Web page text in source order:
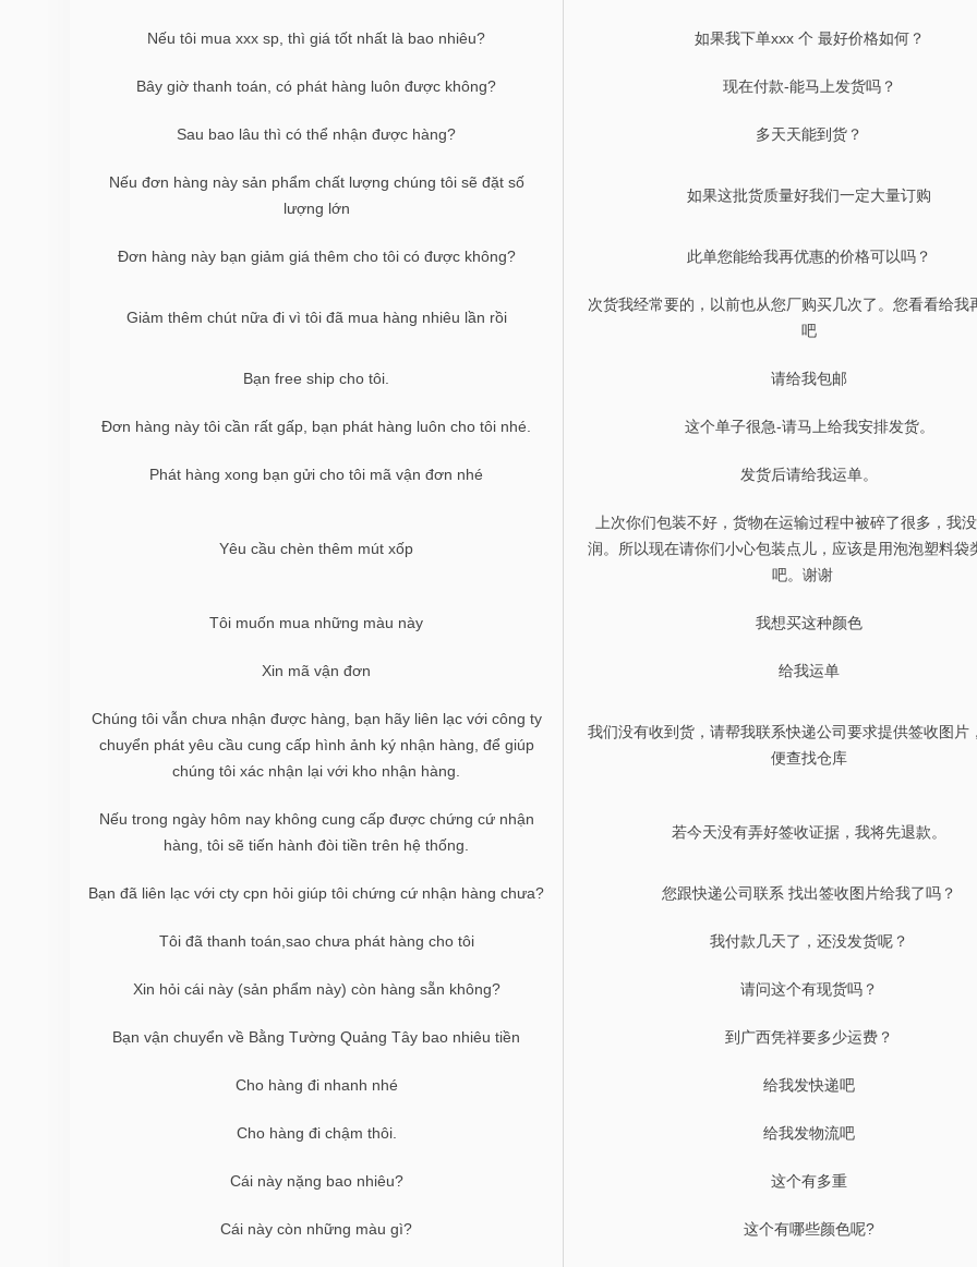
Nếu tôi mua xxx sp, thì giá tốt nhất là bao nhiêu? 如果我下单xxx 个 最好价格如何？
Bây giờ thanh toán, có phát hàng luôn được không? 现在付款-能马上发货吗？
Sau bao lâu thì có thể nhận được hàng? 多天天能到货？
Nếu đơn hàng này sản phẩm chất lượng chúng tôi sẽ đặt số
lượng lớn
如果这批货质量好我们一定大量订购
Đơn hàng này bạn giảm giá thêm cho tôi có được không? 此单您能给我再优惠的价格可以吗？
Giảm thêm chút nữa đi vì tôi đã mua hàng nhiêu lần rồi
次货我经常要的，以前也从您厂购买几次了。您看看给我
吧
Bạn free ship cho tôi. 请给我包邮
Đơn hàng này tôi cần rất gấp, bạn phát hàng luôn cho tôi nhé. 这个单子很急-请马上给我安排发货。
Phát hàng xong bạn gửi cho tôi mã vận đơn nhé 发货后请给我运单。
Yêu cầu chèn thêm mút xốp
上次你们包装不好，货物在运输过程中被碎了很多，我
润。所以现在请你们小心包装点儿，应该是用泡泡塑料袋
吧。谢谢
Tôi muốn mua những màu này 我想买这种颜色
Xin mã vận đơn 给我运单
Chúng tôi vẫn chưa nhận được hàng, bạn hãy liên lạc với công ty
chuyển phát yêu cầu cung cấp hình ảnh ký nhận hàng, để giúp
chúng tôi xác nhận lại với kho nhận hàng.
我们没有收到货，请帮我联系快递公司要求提供签收图片
便查找仓库
Nếu trong ngày hôm nay không cung cấp được chứng cứ nhận
hàng, tôi sẽ tiến hành đòi tiền trên hệ thống.
若今天没有弄好签收证据，我将先退款。
Bạn đã liên lạc với cty cpn hỏi giúp tôi chứng cứ nhận hàng chưa? 您跟快递公司联系 找出签收图片给我了吗？
Tôi đã thanh toán,sao chưa phát hàng cho tôi 我付款几天了，还没发货呢？
Xin hỏi cái này (sản phẩm này) còn hàng sẵn không? 请问这个有现货吗？
Bạn vận chuyển về Bằng Tường Quảng Tây bao nhiêu tiền 到广西凭祥要多少运费？
Cho hàng đi nhanh nhé 给我发快递吧
Cho hàng đi chậm thôi. 给我发物流吧
Cái này nặng bao nhiêu? 这个有多重
Cái này còn những màu gì? 这个有哪些颜色呢?